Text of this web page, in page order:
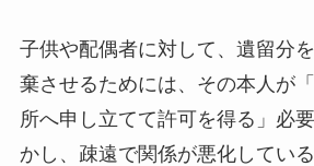
子供や配偶者に対して、遺留分
棄させるためには、その本人が
所へ申し立てて許可を得る」必
かし、疎遠で関係が悪化してい